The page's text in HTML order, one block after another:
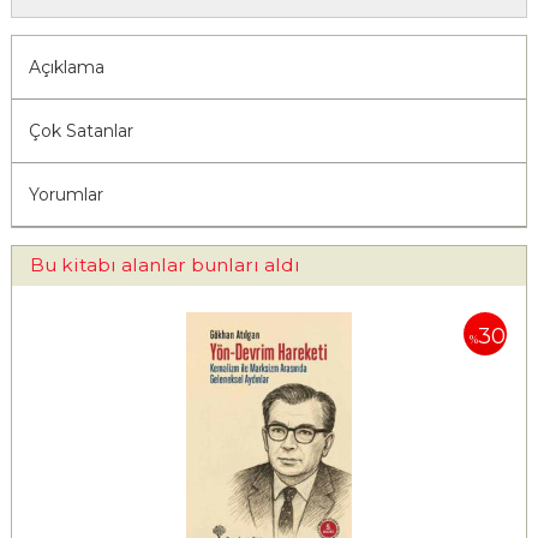
Açıklama
Çok Satanlar
Yorumlar
Bu kitabı alanlar bunları aldı
%30